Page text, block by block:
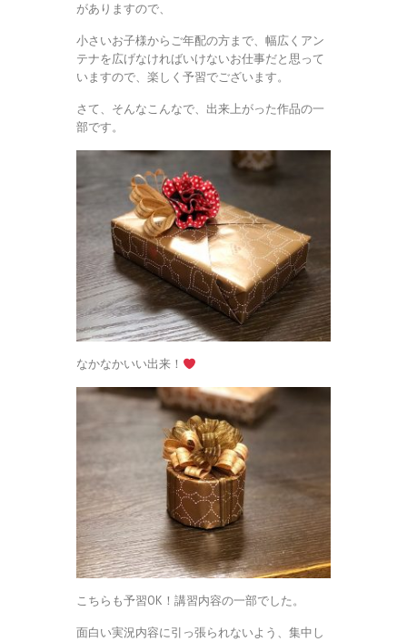
がありますので、
小さいお子様からご年配の方まで、幅広くアン
テナを広げなければいけないお仕事だと思って
いますので、楽しく予習でございます。
さて、そんなこんなで、出来上がった作品の一
部です。
なかなかいい出来！
こちらも予習OK！講習内容の一部でした。
面白い実況内容に引っ張られないよう、集中し